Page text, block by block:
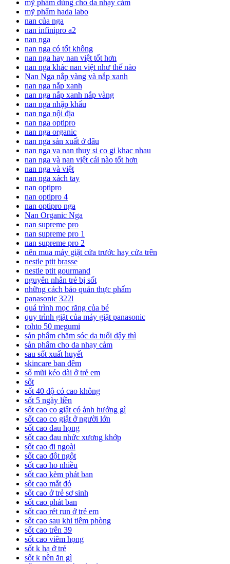
mỹ phẩm dùng cho da nhạy cảm
mỹ phẩm hada labo
nan của nga
nan infinipro a2
nan nga
nan nga có tốt không
nan nga hay nan việt tốt hơn
nan nga khác nan việt như thế nào
Nan Nga nắp vàng và nắp xanh
nan nga nắp xanh
nan nga nắp xanh nắp vàng
nan nga nhập khẩu
nan nga nội địa
nan nga optipro
nan nga organic
nan nga sản xuất ở đâu
nan nga va nan thuy si co gi khac nhau
nan nga và nan việt cái nào tốt hơn
nan nga và việt
nan nga xách tay
nan optipro
nan optipro 4
nan optipro nga
Nan Organic Nga
nan supreme pro
nan supreme pro 1
nan supreme pro 2
nên mua máy giặt cửa trước hay cửa trên
nestle ptit brasse
nestle ptit gourmand
nguyên nhân trẻ bị sốt
những cách bảo quản thực phẩm
panasonic 322l
quá trình mọc răng của bé
quy trình giặt của máy giặt panasonic
rohto 50 megumi
sản phẩm chăm sóc da tuổi dậy thì
sản phẩm cho da nhạy cảm
sau sốt xuất huyết
skincare ban đêm
sổ mũi kéo dài ở trẻ em
sốt
sốt 40 độ có cao không
sốt 5 ngày liền
sốt cao co giật có ảnh hưởng gì
sốt cao co giật ở người lớn
sốt cao đau họng
sốt cao đau nhức xương khớp
sốt cao đi ngoài
sốt cao đột ngột
sốt cao ho nhiều
sốt cao kèm phát ban
sốt cao mắt đỏ
sốt cao ở trẻ sơ sinh
sốt cao phát ban
sốt cao rét run ở trẻ em
sốt cao sau khi tiêm phòng
sốt cao trên 39
sốt cao viêm họng
sốt k hạ ở trẻ
sốt k nên ăn gì